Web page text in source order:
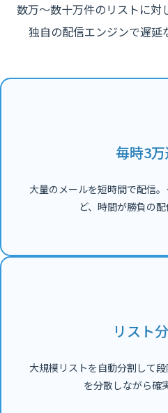
数万〜数十万件のリストに対
独自の配信エンジンで遅延
毎時3
大量のメールを短時間で配信
ど、時間が勝負の配
リスト
大規模リストを自動分割して
を分散しながら確